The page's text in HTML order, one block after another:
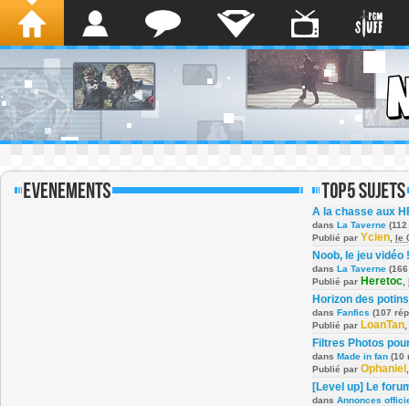
A la chasse aux
dans La Taverne
Publié par Ycien le
Noob, le jeu vidéo !
dans La Taverne
Publié par Heretoc
Horizon des potins
dans Fanfics (107
Publié par LoanTan
Filtres Photos
dans Made in fan (10
Publié par Ophaniel
[Level up] Le
dans Annonces